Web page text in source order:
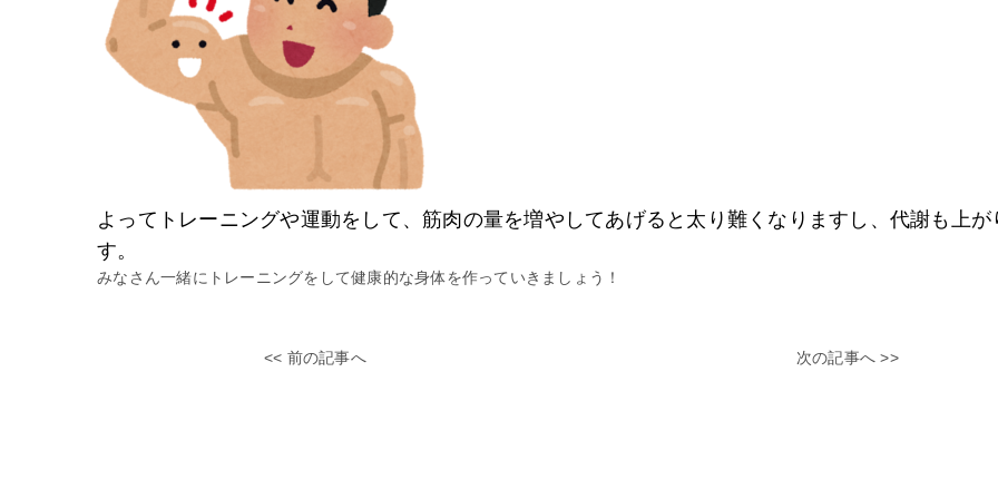
よってトレーニングや運動をして、筋肉の量を増やしてあげると太り難くなりますし、代謝も上が
す。
みなさん一緒にトレーニングをして健康的な身体を作っていきましょう！
<< 前の記事へ 次の記事へ >>